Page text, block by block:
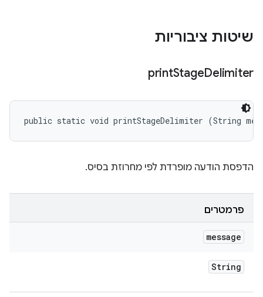
שיטות ציבוריות
printStageDelimiter
public static void printStageDelimiter (String
הדפסת הודעה מופרדת לפי מחרוזת בסיס.
פרמטרים
message
String